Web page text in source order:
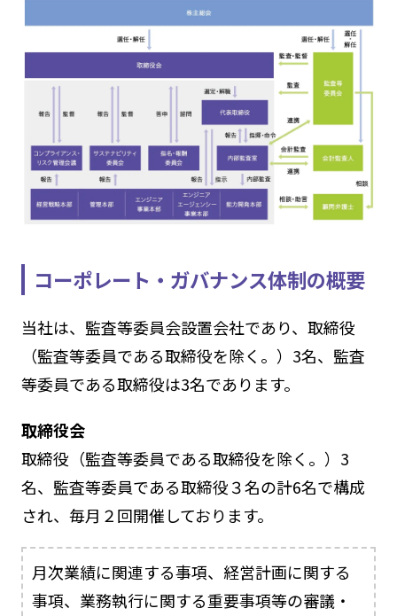
コーポレート・ガバナンス体制の概要
当社は、監査等委員会設置会社であり、取締役
（監査等委員である取締役を除く。）3名、監査
等委員である取締役は3名であります。
取締役会
取締役（監査等委員である取締役を除く。）3
名、監査等委員である取締役３名の計6名で構成
され、毎月２回開催しております。
月次業績に関連する事項、経営計画に関する
事項、業務執行に関する重要事項等の審議・